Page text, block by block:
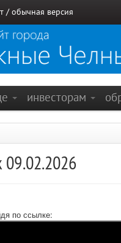
/ обычная версия
инвесторам
09.02.2026
по ссылке: